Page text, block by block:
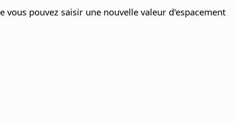
pouvez saisir une nouvelle valeur d'espacement